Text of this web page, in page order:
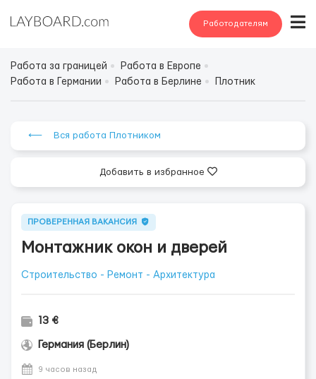
Работодателям
Работа за границей
Работа в Европе
Работа в Германии
Работа в Берлине Плотник
⟵ Вся работа Плотником
Добавить в избранное
ПРОВЕРЕННАЯ ВАКАНСИЯ
Монтажник окон и дверей
Строительство - Ремонт - Архитектура
13 €
Германия (Берлин)
9 часов назад